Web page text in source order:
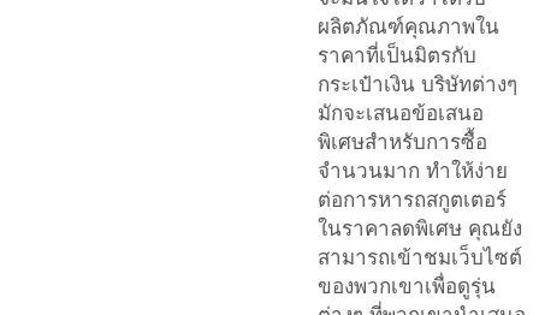
ผลิตภัณฑ์คุณภาพใน
ราคาที่เป็นมิตรกับ
กระเป๋าเงิน บริษัทต่างๆ
มักจะเสนอข้อเสนอ
พิเศษสำหรับการซื้อ
จำนวนมาก ทำให้ง่าย
ต่อการหารถสกูตเตอร์
ในราคาลดพิเศษ คุณยัง
สามารถเข้าชมเว็บไซต์
ของพวกเขาเพื่อดูรุ่น